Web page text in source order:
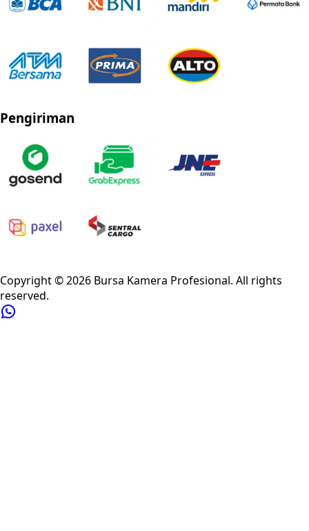
Pengiriman
Copyright ©2026 Bursa Kamera Profesional. All rights
reserved.